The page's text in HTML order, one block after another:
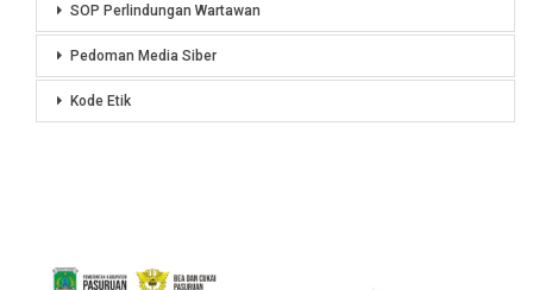
SOP Perlindungan Wartawan
Pedoman Media Siber
Kode Etik